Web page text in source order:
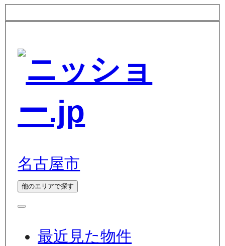
名古屋市
他のエリアで探す
最近見た物件